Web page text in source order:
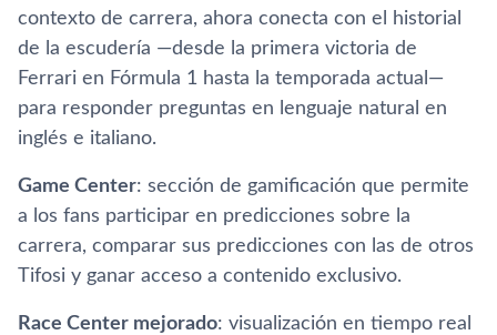
contexto de carrera, ahora conecta con el historial
de la escudería —desde la primera victoria de
Ferrari en Fórmula 1 hasta la temporada actual—
para responder preguntas en lenguaje natural en
inglés e italiano.
Game Center: sección de gamificación que permite
a los fans participar en predicciones sobre la
carrera, comparar sus predicciones con las de otros
Tifosi y ganar acceso a contenido exclusivo.
Race Center mejorado: visualización en tiempo real